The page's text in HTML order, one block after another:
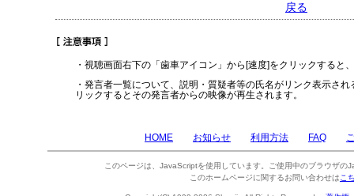
戻る
・視聴画面右下の「歯車アイコン」から[速度]をクリックすると
・発言者一覧について、説明・質疑者等の氏名がリンク表示さ
リックするとその発言者からの映像が再生されます。
HOME お知らせ 利用方法 FAQ
このページは、JavaScriptを使用しています。ご使用中のブラウザの
このホームページに関するお問い合わせは こ